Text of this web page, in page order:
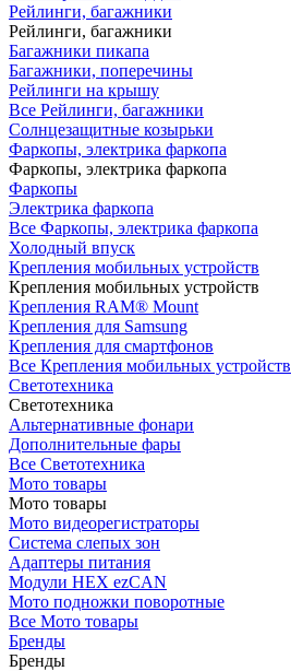
Рейлинги, багажники
Рейлинги, багажники
Багажники пикапа
Багажники, поперечины
Рейлинги на крышу
Все Рейлинги, багажники
Солнцезащитные козырьки
Фаркопы, электрика фаркопа
Фаркопы, электрика фаркопа
Фаркопы
Электрика фаркопа
Все Фаркопы, электрика фаркопа
Холодный впуск
Крепления мобильных устройств
Крепления мобильных устройств
Крепления RAM® Mount
Крепления для Samsung
Крепления для смартфонов
Все Крепления мобильных устройств
Светотехника
Светотехника
Альтернативные фонари
Дополнительные фары
Все Светотехника
Мото товары
Мото товары
Мото видеорегистраторы
Система слепых зон
Адаптеры питания
Модули HEX ezCAN
Мото подножки поворотные
Все Мото товары
Бренды
Бренды